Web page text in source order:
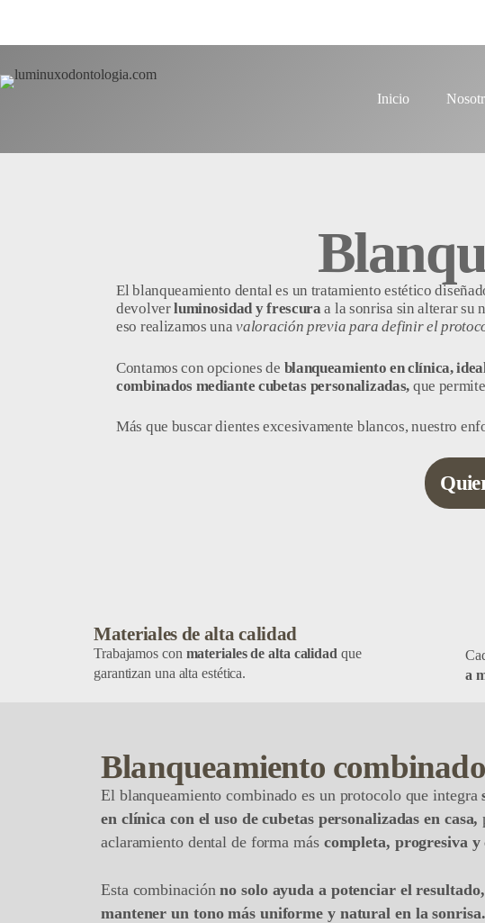
Inicio
El blanqueamiento dental es un tratamiento estético
devolverluminosidad y frescura a la sonrisa sin alterar su
eso realizamos una valoración previa para definir el
Contamos con opciones de blanqueamiento en clínica,
combinados mediante cubetas personalizadas, que
Más que buscar dientes excesivamente blancos, nuestro
Materiales de alta calidad
Trabajamos con materiales de alta calidad que
garantizan una alta estética.
a
Blanqueamiento combinado
El blanqueamiento combinado es un protocolo que integra
en clínica con el uso de cubetas personalizadas en casa,
aclaramiento dental de forma más completa, progresiva
Esta combinaciónno solo ayuda a potenciar el
mantener un tono más uniforme y natural en la sonrisa.